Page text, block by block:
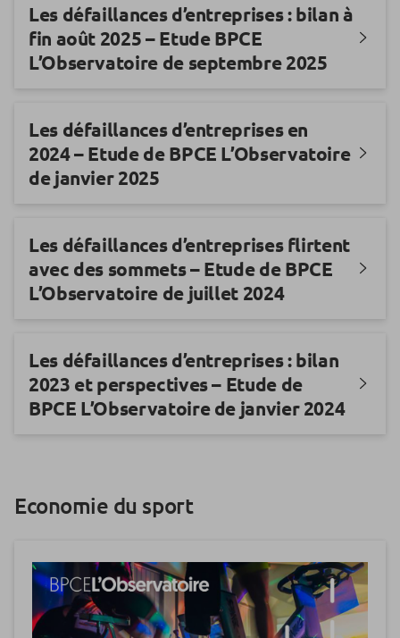
Les défaillances d’entreprises : bilan à
fin août 2025 – Etude BPCE
L’Observatoire de septembre 2025
Les défaillances d’entreprises en
2024 – Etude de BPCE L’Observatoire
de janvier 2025
Les défaillances d’entreprises flirtent
avec des sommets – Etude de BPCE
L’Observatoire de juillet 2024
Les défaillances d’entreprises : bilan
2023 et perspectives – Etude de
BPCE L’Observatoire de janvier 2024
Economie du sport